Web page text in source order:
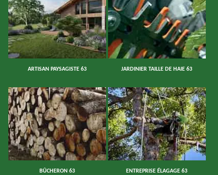
ARTISAN PAYSAGISTE 63 JARDINIER TAILLE DE HAIE 63
BÛCHERON 63 ENTREPRISE ÉLAGAGE 63